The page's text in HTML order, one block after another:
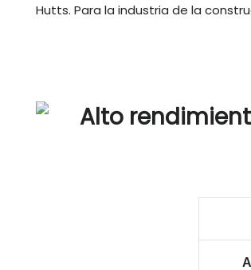
Hutts. Para la industria de la